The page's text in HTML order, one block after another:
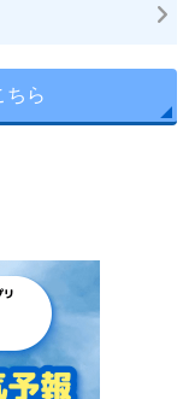
ちら